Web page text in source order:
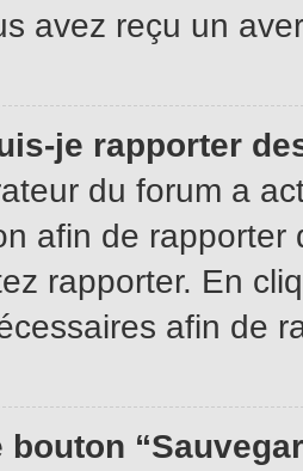
avez reçu un
je rapporter
du forum a
afin de
rapporter. En
afin de
bouton